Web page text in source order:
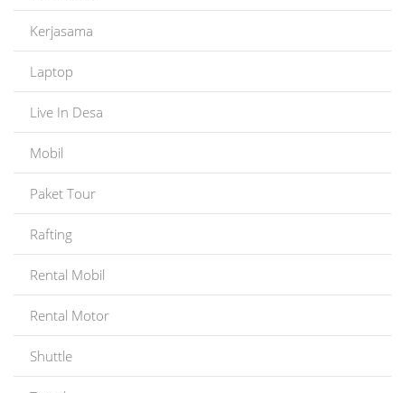
Kerjasama
Laptop
Live In Desa
Mobil
Paket Tour
Rafting
Rental Mobil
Rental Motor
Shuttle